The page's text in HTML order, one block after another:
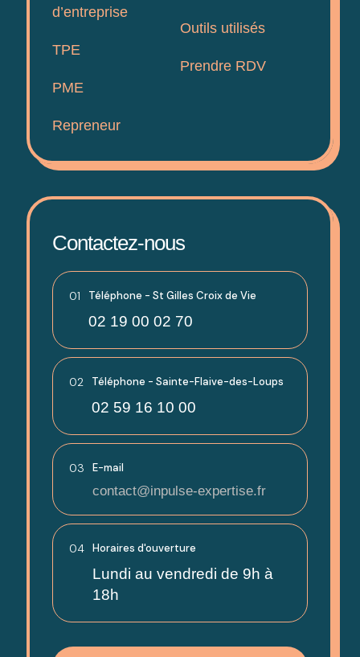
d’entreprise
TPE
PME
Repreneur
Outils utilisés
Prendre RDV
Contactez-nous
01 Téléphone - St Gilles Croix de Vie
02 19 00 02 70
02 Téléphone - Sainte-Flaive-des-Loups
02 59 16 10 00
03 E-mail
contact@inpulse-expertise.fr
04 Horaires d'ouverture
Lundi au vendredi de 9h à
18h